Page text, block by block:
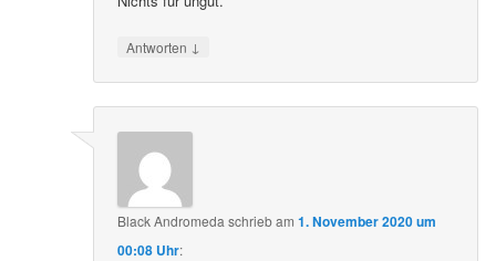
Antworten ↓
Black Andromeda schriebam1. November 2020 um
00:08 Uhr: